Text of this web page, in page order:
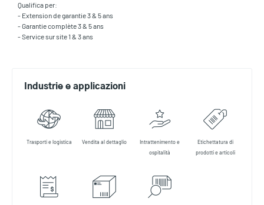
Qualifica per:
- Extension de garantie 3 & 5 ans
- Garantie complète 3 & 5 ans
- Service sur site 1 & 3 ans
Industrie e applicazioni
Trasporti e logistica Vendita al dettaglio
Intrattenimento e
ospitalità
Etichettatura di
prodotti e articoli